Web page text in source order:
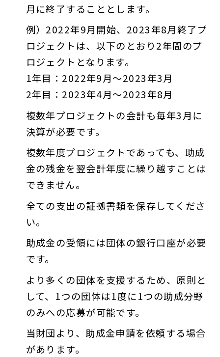
月に終了することとします。
例）2022年9月開始、2023年8月終了プ
ロジェクトは、以下のとおり2年間のプ
ロジェクトとなります。
1年目：2022年9月～2023年3月
2年目：2023年4月～2023年8月
複数年プロジェクトの会計も毎年3月に
決算が必要です。
複数年度プロジェクトであっても、助成
金の残金を翌会計年度に繰り越すことは
できません。
全ての支出の証拠書類を保存してくださ
い。
助成金の受領には団体の銀行口座が必要
です。
より多くの団体を支援するため、原則と
して、1つの団体は1度に1つの助成分野
のみへの応募が可能です。
当財団より、助成金申請を依頼する場合
があります。